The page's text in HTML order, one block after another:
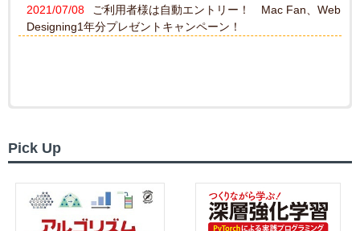
2021/07/08
ご利用者様は自動エントリー！ Mac Fan、Web
Designing1年分プレゼントキャンペーン！
Pick Up